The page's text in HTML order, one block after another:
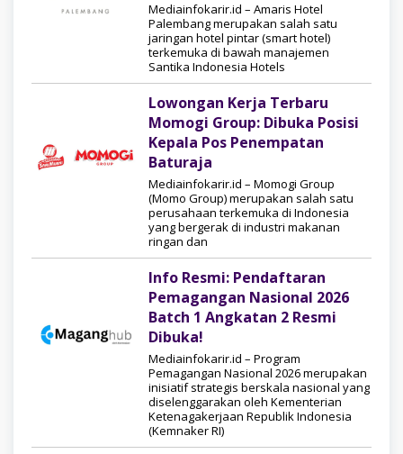
Mediainfokarir.id – Amaris Hotel
Palembang merupakan salah satu
jaringan hotel pintar (smart hotel)
terkemuka di bawah manajemen
Santika Indonesia Hotels
Lowongan Kerja Terbaru
Momogi Group: Dibuka Posisi
Kepala Pos Penempatan
Baturaja
Mediainfokarir.id – Momogi Group
(Momo Group) merupakan salah satu
perusahaan terkemuka di Indonesia
yang bergerak di industri makanan
ringan dan
Info Resmi: Pendaftaran
Pemagangan Nasional 2026
Batch 1 Angkatan 2 Resmi
Dibuka!
Mediainfokarir.id – Program
Pemagangan Nasional 2026 merupakan
inisiatif strategis berskala nasional yang
diselenggarakan oleh Kementerian
Ketenagakerjaan Republik Indonesia
(Kemnaker RI)